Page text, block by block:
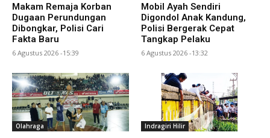
Makam Remaja Korban
Dugaan Perundungan
Dibongkar, Polisi Cari
Fakta Baru
6 Agustus 2026 -15:39
Mobil Ayah Sendiri
Digondol Anak Kandung,
Polisi Bergerak Cepat
Tangkap Pelaku
6 Agustus 2026 -13:32
Olahraga Indragiri Hilir